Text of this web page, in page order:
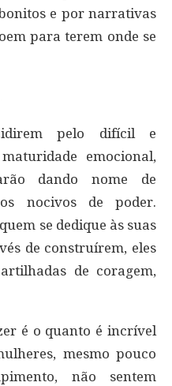
e por narrativas
para terem onde se
pelo difícil e
emocional,
dando nome de
nocivos de poder.
se dedique às suas
de construírem, eles
de coragem,
é o quanto é incrível
mesmo pouco
não sentem